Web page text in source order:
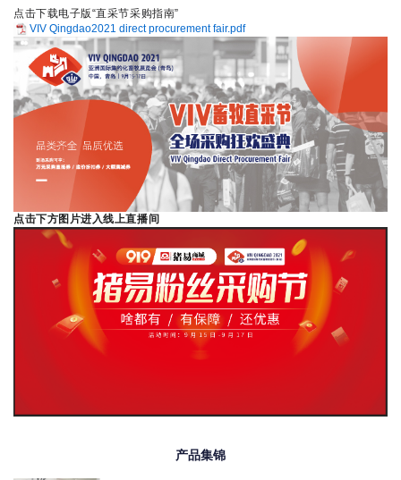
点击下载电子版“直采节采购指南”
VIV Qingdao2021 direct procurement fair.pdf
点击下方图片进入线上直播间
产品集锦